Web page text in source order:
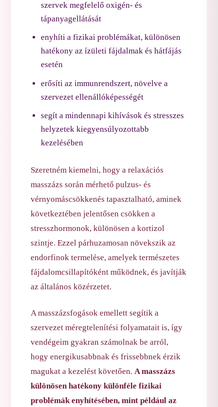
szervek megfelelő oxigén- és
tápanyagellátását
enyhíti a fizikai problémákat, különösen
hatékony az ízületi fájdalmak és hátfájás
esetén
erősíti az immunrendszert, növelve a
szervezet ellenállóképességét
segít a mindennapi kihívások és stresszes
helyzetek kiegyensúlyozottabb
kezelésében
Szeretném kiemelni, hogy a relaxációs
masszázs során mérhető pulzus- és
vérnyomáscsökkenés tapasztalható, aminek
következtében jelentősen csökken a
stresszhormonok, különösen a kortizol
szintje. Ezzel párhuzamosan növekszik az
endorfinok termelése, amelyek természetes
fájdalomcsillapítóként működnek, és javítják
az általános közérzetet.
A masszázsfogások emellett segítik a
szervezet méregtelenítési folyamatait is, így
vendégeim gyakran számolnak be arról,
hogy energikusabbnak és frissebbnek érzik
magukat a kezelést követően.A masszázs
különösen hatékony különféle fizikai
problémák enyhítésében, mint például az